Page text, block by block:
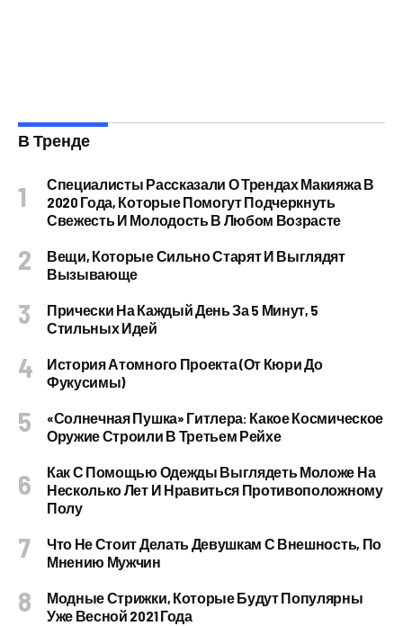
В Тренде
Специалисты Рассказали О Трендах Макияжа В
2020 Года, Которые Помогут Подчеркнуть
Свежесть И Молодость В Любом Возрасте
Вещи, Которые Сильно Старят И Выглядят
Вызывающе
Прически На Каждый День За 5 Минут, 5
Стильных Идей
История Атомного Проекта (от Кюри До
Фукусимы)
«Солнечная Пушка» Гитлера: Какое Космическое
Оружие Строили В Третьем Рейхе
Как С Помощью Одежды Выглядеть Моложе На
Несколько Лет И Нравиться Противоположному
Полу
Что Не Стоит Делать Девушкам С Внешность, По
Мнению Мужчин
Модные Стрижки, Которые Будут Популярны
Уже Весной 2021 Года